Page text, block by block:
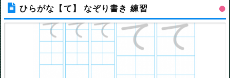
ひらがな【て】 なぞり書き 練習